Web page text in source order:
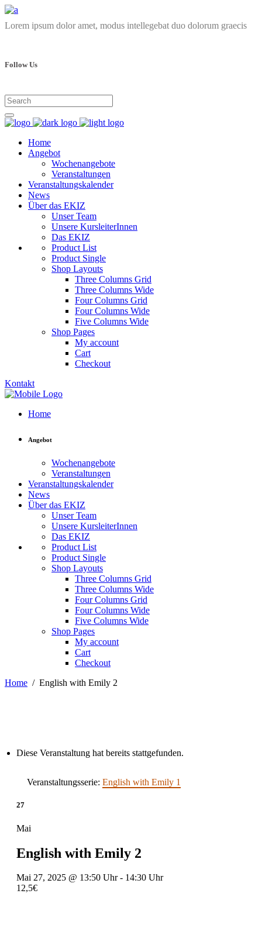
Lorem ipsum dolor amet, modus intellegebat duo dolorum graecis
Follow Us
Home
Angebot
Wochenangebote
Veranstaltungen
Veranstaltungskalender
News
Über das EKIZ
Unser Team
Unsere KursleiterInnen
Das EKIZ
Product List
Product Single
Shop Layouts
Three Columns Grid
Three Columns Wide
Four Columns Grid
Four Columns Wide
Five Columns Wide
Shop Pages
My account
Cart
Checkout
Kontakt
Home
Angebot
Wochenangebote
Veranstaltungen
Veranstaltungskalender
News
Über das EKIZ
Unser Team
Unsere KursleiterInnen
Das EKIZ
Product List
Product Single
Shop Layouts
Three Columns Grid
Three Columns Wide
Four Columns Grid
Four Columns Wide
Five Columns Wide
Shop Pages
My account
Cart
Checkout
Home / English with Emily 2
Diese Veranstaltung hat bereits stattgefunden.
Veranstaltungsserie: English with Emily 1
27
Mai
English with Emily 2
Mai 27, 2025 @ 13:50 Uhr- 14:30 Uhr
12,5€